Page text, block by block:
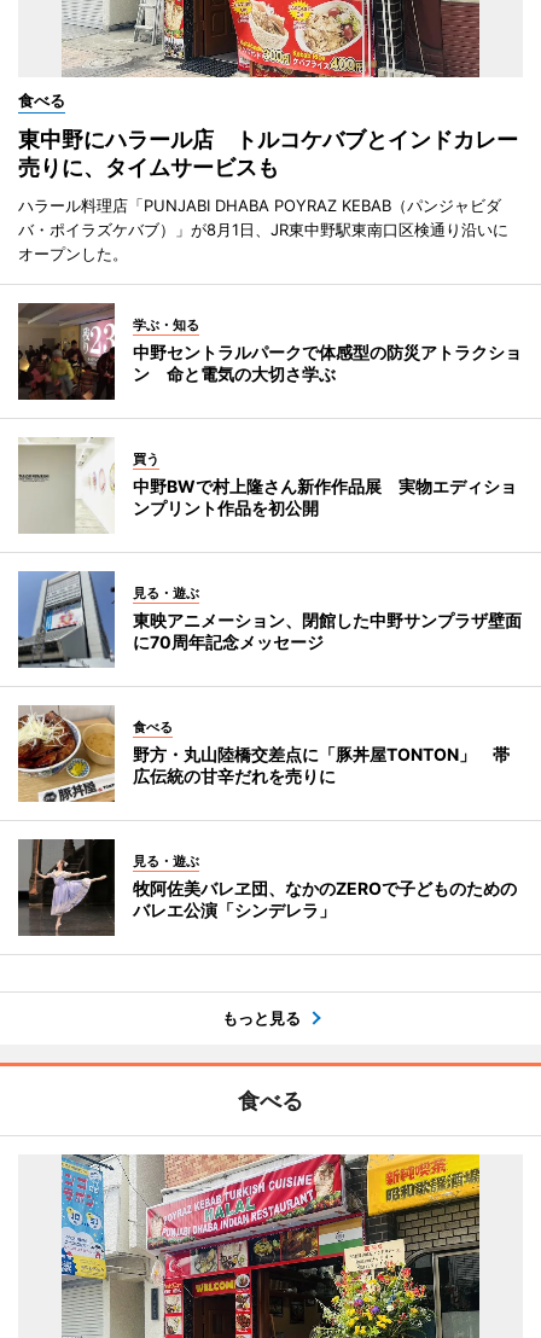
食べる
東中野にハラール店 トルコケバブとインドカレー
売りに、タイムサービスも
ハラール料理店「PUNJABI DHABA POYRAZ KEBAB（パンジャビダ
バ・ポイラズケバブ）」が8月1日、JR東中野駅東南口区検通り沿いに
オープンした。
学ぶ・知る
中野セントラルパークで体感型の防災アトラクショ
ン 命と電気の大切さ学ぶ
買う
中野BWで村上隆さん新作作品展 実物エディショ
ンプリント作品を初公開
見る・遊ぶ
東映アニメーション、閉館した中野サンプラザ壁面
に70周年記念メッセージ
食べる
野方・丸山陸橋交差点に「豚丼屋TONTON」 帯
広伝統の甘辛だれを売りに
見る・遊ぶ
牧阿佐美バレヱ団、なかのZEROで子どものための
バレエ公演「シンデレラ」
もっと見る
食べる